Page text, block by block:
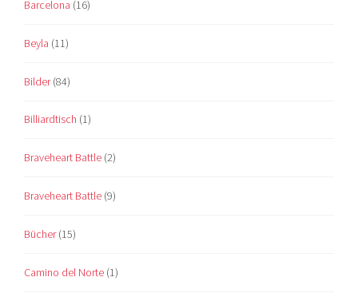
Barcelona (16)
Beyla (11)
Bilder(84)
Billiardtisch (1)
Braveheart Battle (2)
Braveheart Battle (9)
Bücher(15)
Camino del Norte (1)